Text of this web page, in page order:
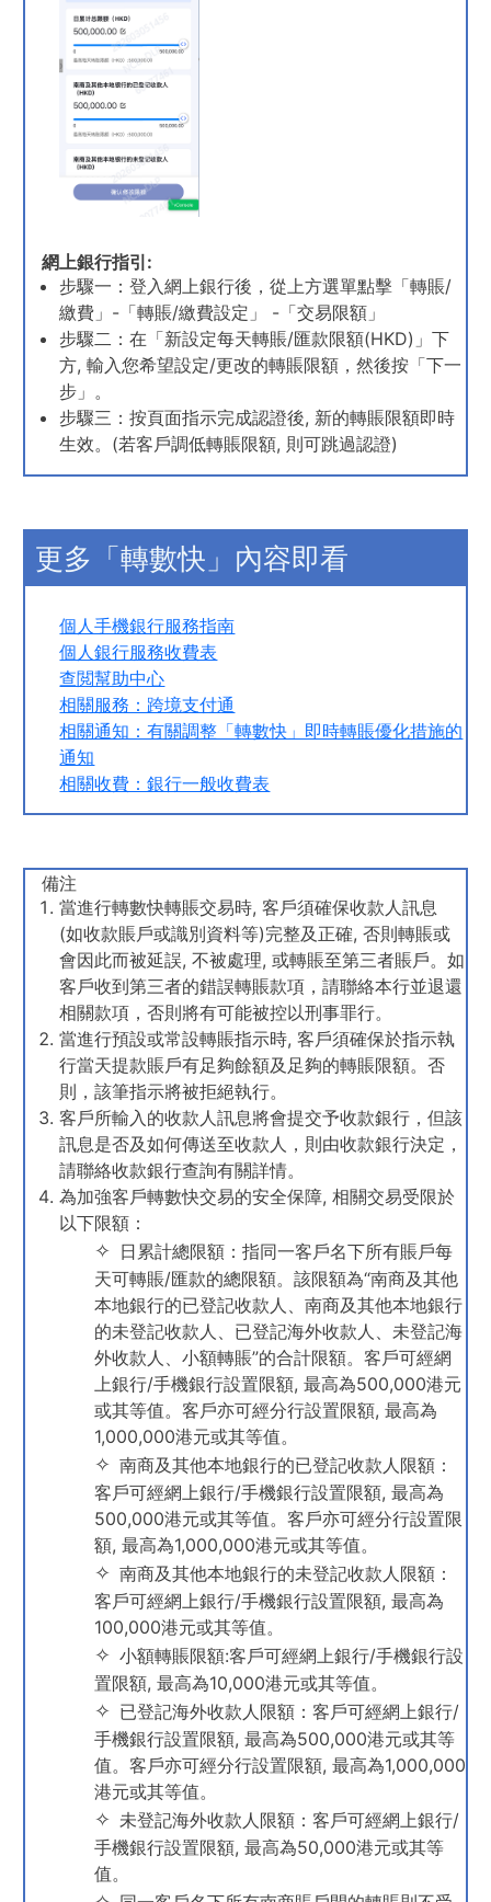
網上銀行指引:
步驟一：登入網上銀行後，從上方選單點擊「轉賬/
繳費」-「轉賬/繳費設定」 -「交易限額」
步驟二：在「新設定每天轉賬/匯款限額(HKD)」下
方, 輸入您希望設定/更改的轉賬限額，然後按「下一
步」。
步驟三：按頁面指示完成認證後, 新的轉賬限額即時
生效。(若客戶調低轉賬限額, 則可跳過認證)
更多「轉數快」內容即看
個人手機銀行服務指南
個人銀行服務收費表
查閲幫助中心
相關服務：跨境支付通
相關通知：有關調整「轉數快」即時轉賬優化措施的
通知
相關收費：銀行一般收費表
備注
當進行轉數快轉賬交易時, 客戶須確保收款人訊息
(如收款賬戶或識別資料等)完整及正確, 否則轉賬或
會因此而被延誤, 不被處理, 或轉賬至第三者賬戶。如
客戶收到第三者的錯誤轉賬款項，請聯絡本行並退還
相關款項，否則將有可能被控以刑事罪行。
當進行預設或常設轉賬指示時, 客戶須確保於指示執
行當天提款賬戶有足夠餘額及足夠的轉賬限額。否
則，該筆指示將被拒絕執行。
客戶所輸入的收款人訊息將會提交予收款銀行，但該
訊息是否及如何傳送至收款人，則由收款銀行決定，
請聯絡收款銀行查詢有關詳情。
為加強客戶轉數快交易的安全保障, 相關交易受限於
以下限額：
日累計總限額：指同一客戶名下所有賬戶每
天可轉賬/匯款的總限額。該限額為“南商及其他
本地銀行的已登記收款人、南商及其他本地銀行
的未登記收款人、已登記海外收款人、未登記海
外收款人、小額轉賬”的合計限額。客戶可經網
上銀行/手機銀行設置限額, 最高為500,000港元
或其等值。客戶亦可經分行設置限額, 最高為
1,000,000港元或其等值。
南商及其他本地銀行的已登記收款人限額：
客戶可經網上銀行/手機銀行設置限額, 最高為
500,000港元或其等值。客戶亦可經分行設置限
額, 最高為1,000,000港元或其等值。
南商及其他本地銀行的未登記收款人限額：
客戶可經網上銀行/手機銀行設置限額, 最高為
100,000港元或其等值。
小額轉賬限額:客戶可經網上銀行/手機銀行設
置限額, 最高為10,000港元或其等值。
已登記海外收款人限額：客戶可經網上銀行/
手機銀行設置限額, 最高為500,000港元或其等
值。客戶亦可經分行設置限額, 最高為1,000,000
港元或其等值。
未登記海外收款人限額：客戶可經網上銀行/
手機銀行設置限額, 最高為50,000港元或其等
值。